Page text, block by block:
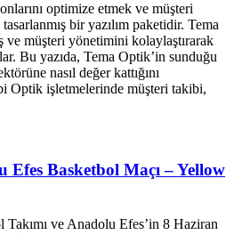
optimize etmek ve müşteri
bir yazılım paketidir. Tema
ve müşteri yönetimini kolaylaştırarak
Bu yazıda, Tema Optik’in sunduğu
nasıl değer kattığını
Optik işletmelerinde müşteri takibi,
Efes Basketbol Maçı – Yellow
ve Anadolu Efes’in 8 Haziran